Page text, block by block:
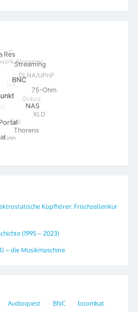
Kopfhörer: Frischzellenkur
(1995 – 2023)
– die Musikmaschine
Audioquest BNC
boomkat